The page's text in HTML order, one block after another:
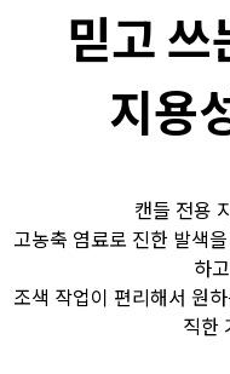
믿고
지용
캔들 전용
고농축 염료로 진한 발색
하
조색 작업이 편리해서 원
직한